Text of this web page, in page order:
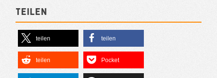
Teilen
teilen teilen
teilen Pocket